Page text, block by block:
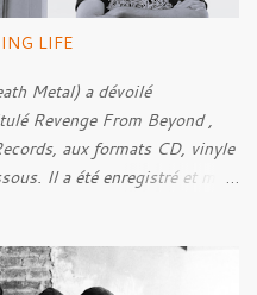
des images de guerre
Le reportage est à
LIFE
Metal) a dévoilé
Revenge From Beyond ,
aux formats CD, vinyle
Il a été enregistré et mixé
From Beyond 06. The